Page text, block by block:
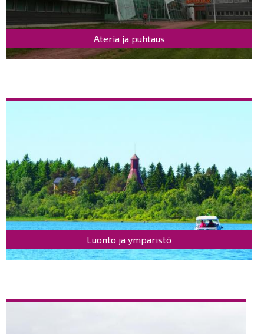
Ateria ja puhtaus
Luonto ja ympäristö